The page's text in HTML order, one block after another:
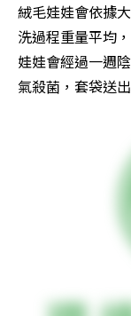
絨毛娃娃會依據
洗過程重量平均
娃娃會經過一週
氣殺菌，套袋送